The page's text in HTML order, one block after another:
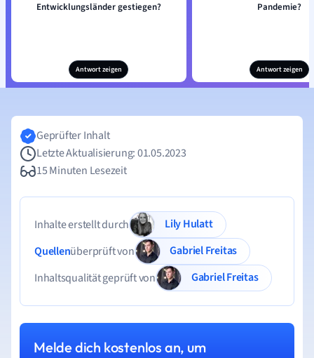
Entwicklungsländer gestiegen?
Antwort zeigen
Pandemie?
Antwort zeigen
Geprüfter Inhalt
Letzte Aktualisierung: 01.05.2023
15 Minuten Lesezeit
Inhalte erstellt durch
Lily Hulatt
Quellenüberprüft von
Gabriel Freitas
Inhaltsqualität geprüft von
Gabriel Freitas
Melde dich kostenlos an, um